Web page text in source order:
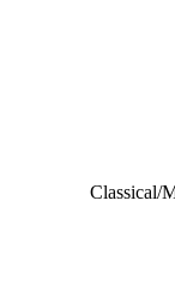
Classical/